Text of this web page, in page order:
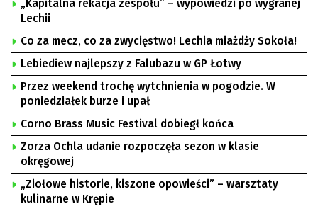
„Kapitalna rekacja zespołu” – wypowiedzi po wygranej
Lechii
Co za mecz, co za zwycięstwo! Lechia miażdży Sokoła!
Lebiediew najlepszy z Falubazu w GP Łotwy
Przez weekend trochę wytchnienia w pogodzie. W
poniedziałek burze i upał
Corno Brass Music Festival dobiegł końca
Zorza Ochla udanie rozpoczęła sezon w klasie
okręgowej
„Ziołowe historie, kiszone opowieści” – warsztaty
kulinarne w Krępie